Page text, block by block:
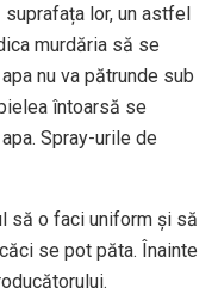
lor, un astfel
murdăria să se
nu va pătrunde sub
întoarsă se
Spray-urile de
să o faci uniform și să
se pot păta. Înainte